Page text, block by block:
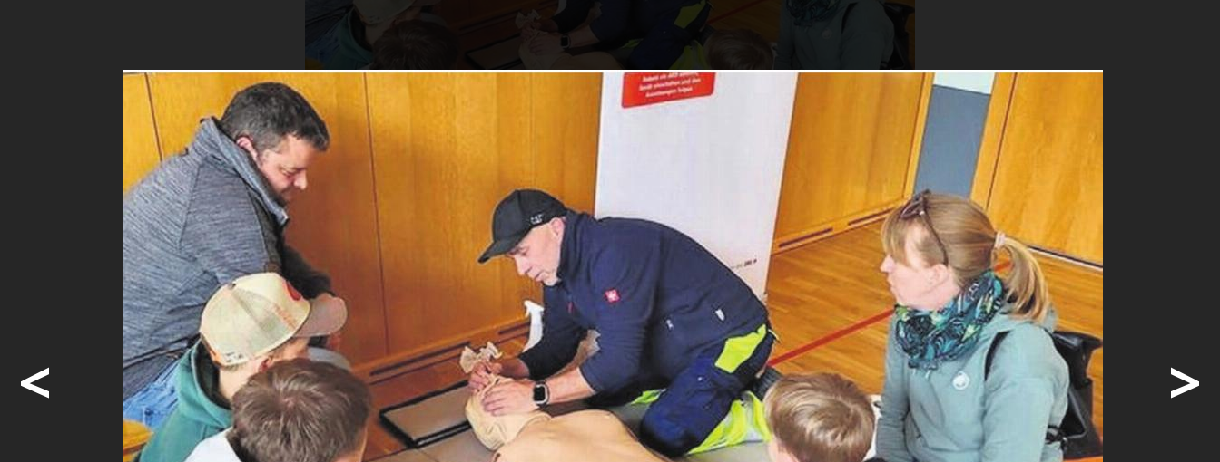
Wie im Notfall zu handeln ist – an verschiedenen Posten lernten die
interessierten Familien ganz viel Spannendes. Bilder: str
Familientag der Samariter Freiamt+ in Villmergen
In der Mehrzweckhalle Dorf wurden Besucherinnen und Besucher
durch die Samariterinnen und Samariter Freiamt+ direkt
angesprochen und ins Geschehen einbezogen. Die gut besuchte
< >